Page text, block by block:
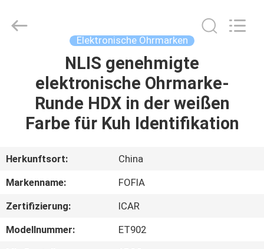
PRODUKTE
ÜBER
FABRIK-
Elektronische Ohrmarken
NLIS genehmigte
elektronische Ohrmarke-
Runde HDX in der weißen
Farbe für Kuh Identifikation
Herkunftsort:
China
Markenname:
FOFIA
Zertifizierung:
ICAR
Modellnummer:
ET902